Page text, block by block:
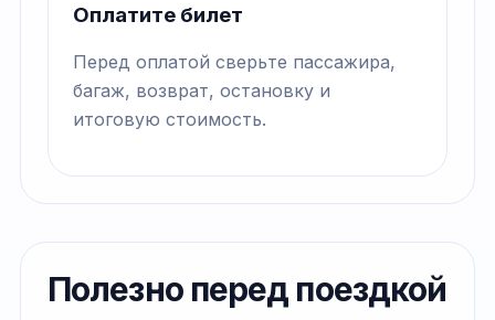
Оплатите билет
Перед оплатой сверьте пассажира,
багаж, возврат, остановку и
итоговую стоимость.
Полезно перед поездкой